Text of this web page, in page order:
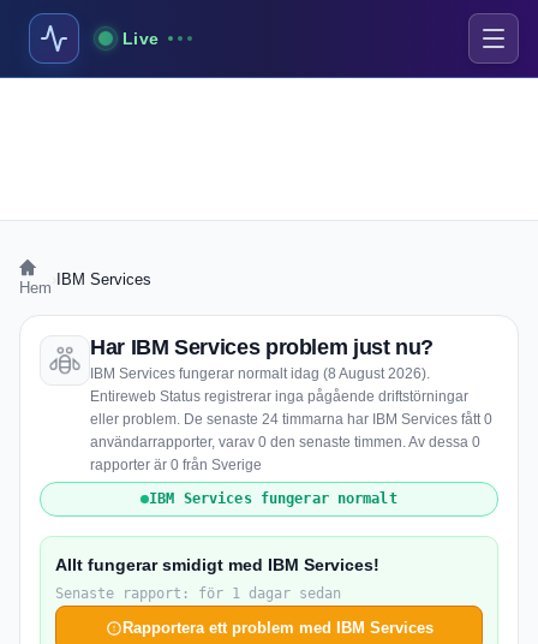
Live
Hem IBM Services
Har IBM Services problem just nu?
IBM Services fungerar normalt idag (8 August 2026).
Entireweb Status registrerar inga pågående driftstörningar
eller problem. De senaste 24 timmarna har IBM Services fått 0
användarrapporter, varav 0 den senaste timmen. Av dessa 0
rapporter är 0 från Sverige
IBM Services fungerar normalt
Allt fungerar smidigt med IBM Services!
Senaste rapport: för 1 dagar sedan
Rapportera ett problem med IBM Services